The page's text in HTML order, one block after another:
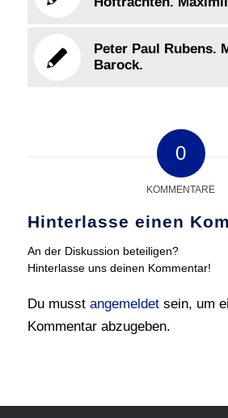
Peter Paul Rubens.
Barock.
0
KOMMENTARE
Hinterlasse einen
An der Diskussion beteiligen?
Hinterlasse uns deinen Kommentar!
Du musst angemeldetsein, um
Kommentar abzugeben.